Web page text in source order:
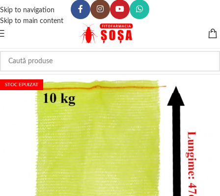
Skip to navigation
Skip to main content
STOC EPUIZAT